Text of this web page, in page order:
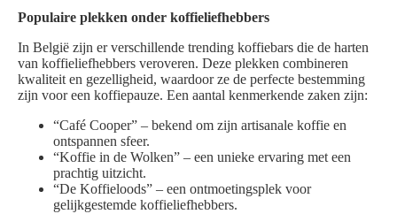
Populaire plekken onder koffieliefhebbers
In België zijn er verschillende trending koffiebars die de harten
van koffieliefhebbers veroveren. Deze plekken combineren
kwaliteit en gezelligheid, waardoor ze de perfecte bestemming
zijn voor een koffiepauze. Een aantal kenmerkende zaken zijn:
“Café Cooper” – bekend om zijn artisanale koffie en
ontspannen sfeer.
“Koffie in de Wolken” – een unieke ervaring met een
prachtig uitzicht.
“De Koffieloods” – een ontmoetingsplek voor
gelijkgestemde koffieliefhebbers.